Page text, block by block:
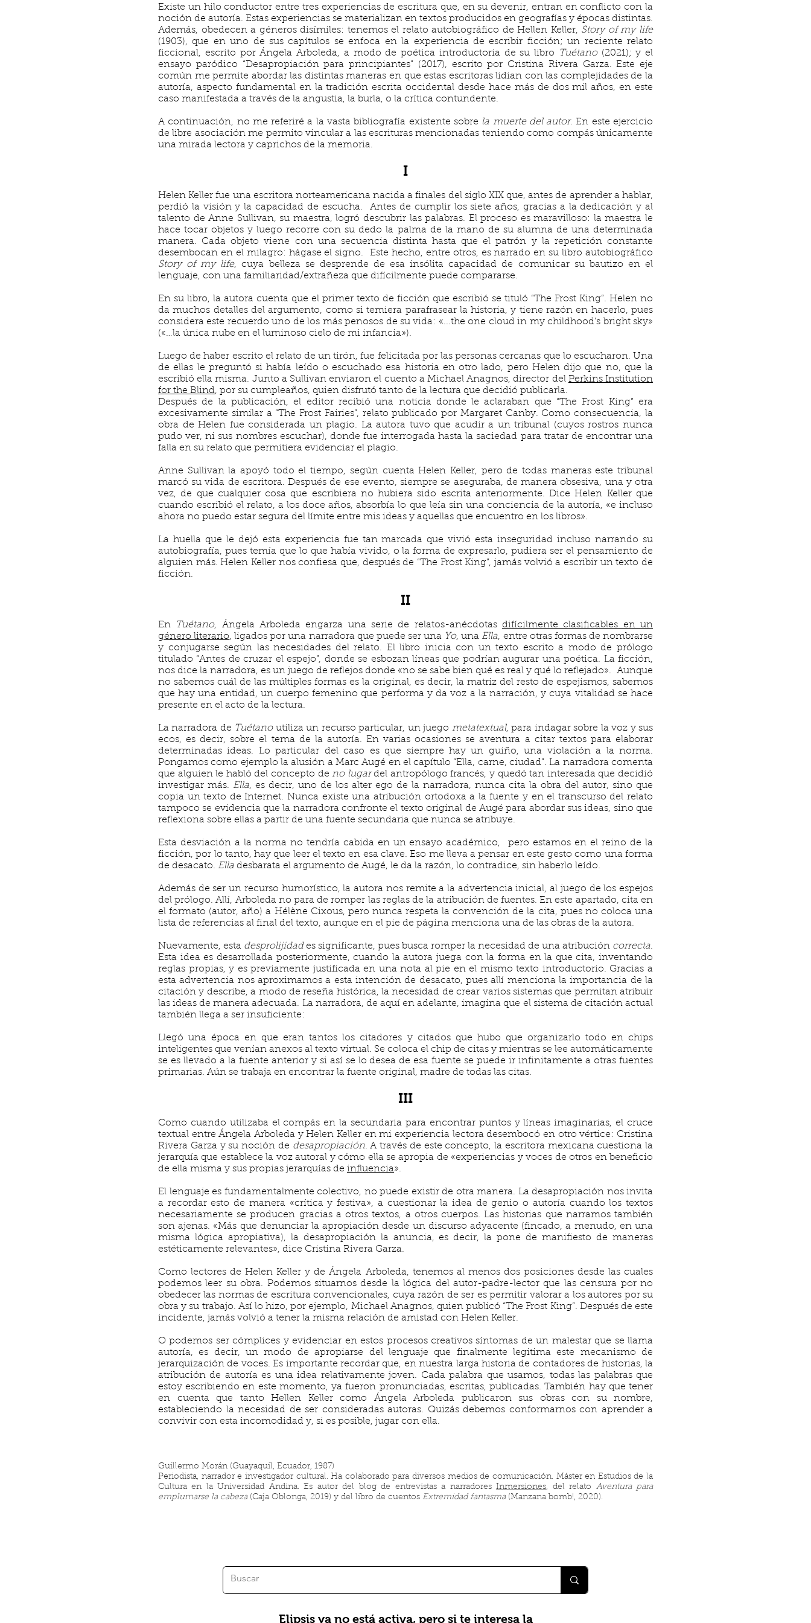
Existe un hilo conductor entre tres experiencias de escritura que, en su devenir, entran en conflicto con la
noción de autoría. Estas experiencias se materializan en textos producidos en geografías y épocas distintas.
Además, obedecen a géneros disímiles: tenemos el relato autobiográfico de Hellen Keller, Story of my life
(1903), que en uno de sus capítulos se enfoca en la experiencia de escribir ficción; un reciente relato
ficcional, escrito por Ángela Arboleda, a modo de poética introductoria de su libro
Tuétano(2021); y el
ensayo paródico “Desapropiación para principiantes” (2017), escrito por Cristina Rivera Garza. Este eje
común me permite abordar las distintas maneras en que estas escritoras lidian con las complejidades de la
autoría, aspecto fundamental en la tradición escrita occidental desde hace más de dos mil años, en este
caso manifestada a través de la angustia, la burla, o la crítica contundente.
A continuación, no me referiré a la vasta bibliografía existente sobre la muerte del autor. En este ejercicio
de libre asociación me permito vincular a las escrituras mencionadas teniendo como compás únicamente
una mirada lectora y caprichos de la memoria.
I
Helen Keller fue una escritora norteamericana nacida a finales del siglo XIX que, antes de aprender a hablar,
perdió la visión y la capacidad de escucha. Antes de cumplir los siete años, gracias a la dedicación y al
talento de Anne Sullivan, su maestra, logró descubrir las palabras. El proceso es maravilloso: la maestra le
hace tocar objetos y luego recorre con su dedo la palma de la mano de su alumna de una determinada
manera. Cada objeto viene con una secuencia distinta hasta que el patrón y la repetición constante
desembocan en el milagro: hágase el signo. Este hecho, entre otros, es narrado en su libro autobiográfico
Story of my life, cuya belleza se desprende de esa insólita capacidad de comunicar su bautizo en el
lenguaje, con una familiaridad/extrañeza que difícilmente puede compararse.
En su libro, la autora cuenta que el primer texto de ficción que escribió se tituló “The Frost King”. Helen no
da muchos detalles del argumento, como si temiera parafrasear la historia, y tiene razón en hacerlo, pues
considera este recuerdo uno de los más penosos de su vida: «...the one cloud in my childhood’s bright sky»
(«…la única nube en el luminoso cielo de mi infancia»).
Luego de haber escrito el relato de un tirón, fue felicitada por las personas cercanas que lo escucharon. Una
de ellas le preguntó si había leído o escuchado esa historia en otro lado, pero Helen dijo que no, que la
escribió ella misma. Junto a Sullivan enviaron el cuento a Michael Anagnos, director del Perkins Institution
for the Blind, por su cumpleaños, quien disfrutó tanto de la lectura que decidió publicarla.
Después de la publicación, el editor recibió una noticia donde le aclaraban que “The Frost King” era
excesivamente similar a “The Frost Fairies”, relato publicado por Margaret Canby. Como consecuencia, la
obra de Helen fue considerada un plagio. La autora tuvo que acudir a un tribunal (cuyos rostros nunca
pudo ver, ni sus nombres escuchar), donde fue interrogada hasta la saciedad para tratar de encontrar una
falla en su relato que permitiera evidenciar el plagio.
Anne Sullivan la apoyó todo el tiempo, según cuenta Helen Keller, pero de todas maneras este tribunal
marcó su vida de escritora. Después de ese evento, siempre se aseguraba, de manera obsesiva, una y otra
vez, de que cualquier cosa que escribiera no hubiera sido escrita anteriormente. Dice Helen Keller que
cuando escribió el relato, a los doce años, absorbía lo que leía sin una conciencia de la autoría, «e incluso
ahora no puedo estar segura del límite entre mis ideas y aquellas que encuentro en los libros».
La huella que le dejó esta experiencia fue tan marcada que vivió esta inseguridad incluso narrando su
autobiografía, pues temía que lo que había vivido, o la forma de expresarlo, pudiera ser el pensamiento de
alguien más. Helen Keller nos confiesa que, después de “The Frost King”, jamás volvió a escribir un texto de
ficción.
II
En Tuétano, Ángela Arboleda engarza una serie de relatos-anécdotasdifícilmente clasificables en un
género literario, ligados por una narradora que puede ser una Yo, una Ella, entre otras formas de nombrarse
y conjugarse según las necesidades del relato. El libro inicia con un texto escrito a modo de prólogo
titulado “Antes de cruzar el espejo”, donde se esbozan líneas que podrían augurar una poética. La ficción,
nos dice la narradora, es un juego de reflejos donde «no se sabe bien qué es real y qué lo reflejado». Aunque
no sabemos cuál de las múltiples formas es la original, es decir, la matriz del resto de espejismos, sabemos
que hay una entidad, un cuerpo femenino que performa y da voz a la narración, y cuya vitalidad se hace
presente en el acto de la lectura.
La narradora de Tuétanoutiliza un recurso particular, un juego metatextual, para indagar sobre la voz y sus
ecos, es decir, sobre el tema de la autoría. En varias ocasiones se aventura a citar textos para elaborar
determinadas ideas. Lo particular del caso es que siempre hay un guiño, una violación a la norma.
Pongamos como ejemplo la alusión a Marc Augé en el capítulo “Ella, carne, ciudad”. La narradora comenta
que alguien le habló del concepto deno lugardel antropólogo francés, y quedó tan interesada que decidió
investigar más. Ella, es decir, uno de los alter ego de la narradora, nunca cita la obra del autor, sino que
copia un texto de Internet. Nunca existe una atribución ortodoxa a la fuente y en el transcurso del relato
tampoco se evidencia que la narradora confronte el texto original de Augé para abordar sus ideas, sino que
reflexiona sobre ellas a partir de una fuente secundaria que nunca se atribuye.
Esta desviación a la norma no tendría cabida en un ensayo académico, pero estamos en el reino de la
ficción, por lo tanto, hay que leer el texto en esa clave. Eso me lleva a pensar en este gesto como una forma
de desacato. Ella desbarata el argumento de Augé, le da la razón, lo contradice, sin haberlo leído.
Además de ser un recurso humorístico, la autora nos remite a la advertencia inicial, al juego de los espejos
del prólogo. Allí, Arboleda no para de romper las reglas de la atribución de fuentes. En este apartado, cita en
el formato (autor, año) a Hélène Cixous, pero nunca respeta la convención de la cita, pues no coloca una
lista de referencias al final del texto, aunque en el pie de página menciona una de las obras de la autora.
Nuevamente, esta desprolijidades significante, pues busca romper la necesidad de una atribución correcta.
Esta idea es desarrollada posteriormente, cuando la autora juega con la forma en la que cita, inventando
reglas propias, y es previamente justificada en una nota al pie en el mismo texto introductorio. Gracias a
esta advertencia nos aproximamos a esta intención de desacato, pues allí menciona la importancia de la
citación y describe, a modo de reseña histórica, la necesidad de crear varios sistemas que permitan atribuir
las ideas de manera adecuada. La narradora, de aquí en adelante, imagina que el sistema de citación actual
también llega a ser insuficiente:
Llegó una época en que eran tantos los citadores y citados que hubo que organizarlo todo en chips
inteligentes que venían anexos al texto virtual. Se coloca el chip de citas y mientras se lee automáticamente
se es llevado a la fuente anterior y si así se lo desea de esa fuente se puede ir infinitamente a otras fuentes
primarias. Aún se trabaja en encontrar la fuente original, madre de todas las citas.
III
Como cuando utilizaba el compás en la secundaria para encontrar puntos y líneas imaginarias, el cruce
textual entre Ángela Arboleda y Helen Keller en mi experiencia lectora desembocó en otro vértice: Cristina
Rivera Garza y su noción de desapropiación. A través de este concepto, la escritora mexicana cuestiona la
jerarquía que establece la voz autoral y cómo ella se apropia de «experiencias y voces de otros en beneficio
de ella misma y sus propias jerarquías de influencia».
El lenguaje es fundamentalmente colectivo, no puede existir de otra manera. La desapropiación nos invita
a recordar esto de manera «crítica y festiva», a cuestionar la idea de genio o autoría cuando los textos
necesariamente se producen gracias a otros textos, a otros cuerpos. Las historias que narramos también
son ajenas. «Más que denunciar la apropiación desde un discurso adyacente (fincado, a menudo, en una
misma lógica apropiativa), la desapropiación la anuncia, es decir, la pone de manifiesto de maneras
estéticamente relevantes», dice Cristina Rivera Garza.
Como lectores de Helen Keller y de Ángela Arboleda, tenemos al menos dos posiciones desde las cuales
podemos leer su obra. Podemos situarnos desde la lógica del autor-padre-lector que las censura por no
obedecer las normas de escritura convencionales, cuya razón de ser es permitir valorar a los autores por su
obra y su trabajo. Así lo hizo, por ejemplo, Michael Anagnos, quien publicó “The Frost King”. Después de este
incidente, jamás volvió a tener la misma relación de amistad con Helen Keller.
O podemos ser cómplices y evidenciar en estos procesos creativos síntomas de un malestar que se llama
autoría, es decir, un modo de apropiarse del lenguaje que finalmente legitima este mecanismo de
jerarquización de voces. Es importante recordar que, en nuestra larga historia de contadores de historias, la
atribución de autoría es una idea relativamente joven. Cada palabra que usamos, todas las palabras que
estoy escribiendo en este momento, ya fueron pronunciadas, escritas, publicadas. También hay que tener
en cuenta que tanto Hellen Keller como Ángela Arboleda publicaron sus obras con su nombre,
estableciendo la necesidad de ser consideradas autoras. Quizás debemos conformarnos con aprender a
convivir con esta incomodidad y, si es posible, jugar con ella.
Guillermo Morán (Guayaquil, Ecuador, 1987)
Periodista, narrador e investigador cultural. Ha colaborado para diversos medios de comunicación. Máster en Estudios de la
Cultura en la Universidad Andina. Es autor del blog de entrevistas a narradoresInmersiones, del relato Aventura para
emplumarse la cabeza(Caja Oblonga, 2019) y del libro de cuentos Extremidad fantasma(Manzana bomb!, 2020).
Elipsis ya no está activa, pero si te interesa la